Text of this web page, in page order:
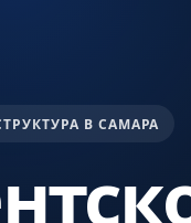
В САМАРА